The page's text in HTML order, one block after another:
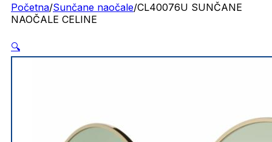
Početna/Sunčane naočale/CL40076U SUNČANE
NAOČALE CELINE
🔍